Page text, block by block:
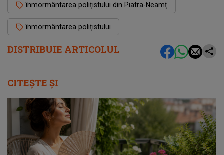
DISTRIBUIE ARTICOLUL
înmormântarea polițistului din Piatra-Neamț
înmormântarea polițistului
CITEȘTE ȘI